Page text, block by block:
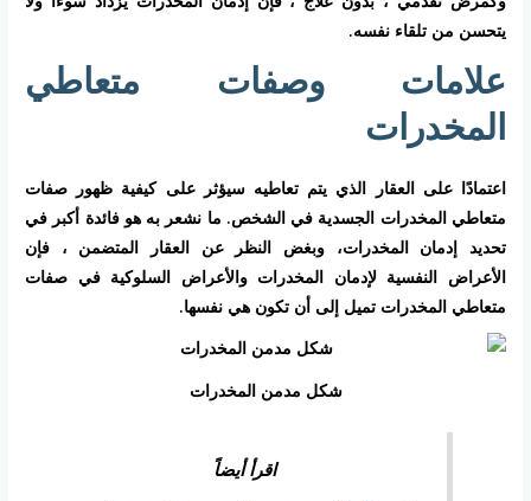
يتحسن من تلقاء نفسه.
علامات وصفات متعاطي
المخدرات
اعتمادًا على العقار الذي يتم تعاطيه سيؤثر على كيفية ظهور صفات
متعاطي المخدرات الجسدية في الشخص. ما نشعر به هو فائدة أكبر في
تحديد إدمان المخدرات، وبغض النظر عن العقار المتضمن ، فإن
الأعراض النفسية لإدمان المخدرات والأعراض السلوكية في صفات
متعاطي المخدرات تميل إلى أن تكون هي نفسها.
شكل مدمن المخدرات
اقرأ أيضاً